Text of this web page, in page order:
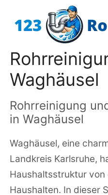
Inhalt
Waghäusel
Rohrreinigung
in Waghäusel
Waghäusel, eine
Landkreis Karlsruhe,
Haushaltsstruktur
Haushalten. In dieser